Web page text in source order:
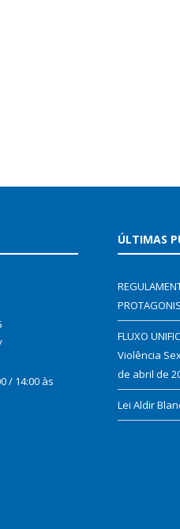
/ 14:00 às
ÚLTIMAS
FLUXO
Violência
de abril de
Lei Aldir